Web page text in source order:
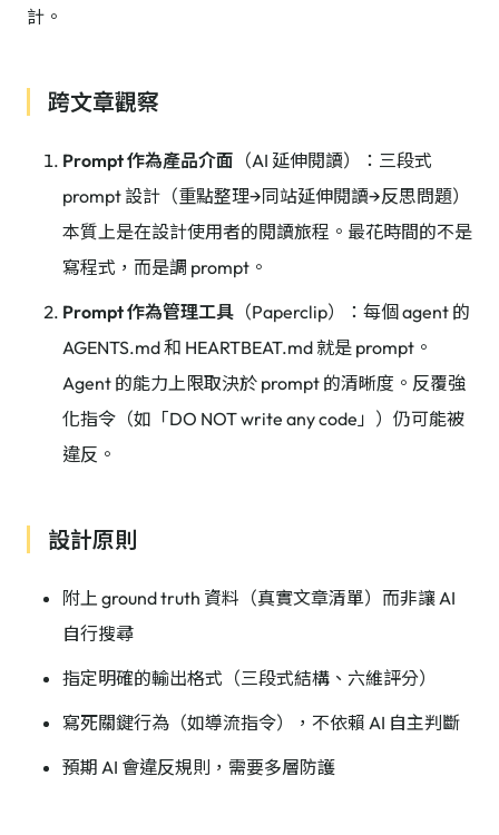
計。
跨文章觀察
Prompt 作為產品介面 （AI 延伸閱讀）：三段式
prompt 設計（重點整理→同站延伸閱讀→反思問題）
本質上是在設計使用者的閱讀旅程。最花時間的不是
寫程式，而是調 prompt。
Prompt 作為管理工具 （Paperclip）：每個 agent 的
AGENTS.md 和 HEARTBEAT.md 就是 prompt。
Agent 的能力上限取決於 prompt 的清晰度。反覆強
化指令（如「DO NOT write any code」）仍可能被
違反。
設計原則
附上 ground truth 資料（真實文章清單）而非讓 AI
自行搜尋
指定明確的輸出格式（三段式結構、六維評分）
寫死關鍵行為（如導流指令），不依賴 AI 自主判斷
預期 AI 會違反規則，需要多層防護